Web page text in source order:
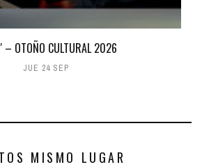
– OTOÑO CULTURAL 2026
JUE 24 SEP
MISMO LUGAR